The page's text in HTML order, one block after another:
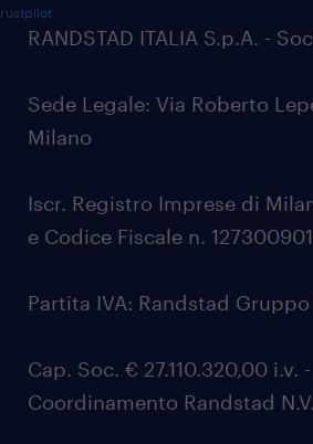
RANDSTAD ITALIA S.p.A. -
Sede Legale: Via Roberto
Milano
Iscr. Registro Imprese di
e Codice Fiscale n.
Partita IVA: Randstad
Cap. Soc. € 27.110.320,00 i.v.
Coordinamento Randstad N.V.